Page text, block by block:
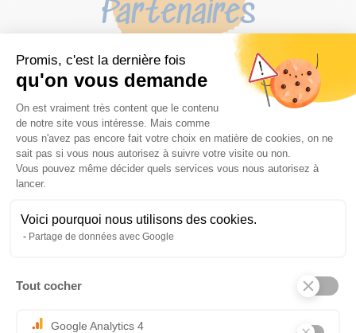
Promis, c'est la dernière fois
qu'on vous demande
Plateforme de Gestion du
On est vraiment très content que le contenu
de notre site vous intéresse. Mais comme
vous n'avez pas encore fait votre choix en matière de cookies, on ne
sait pas si vous nous autorisez à suivre votre visite ou non.
Vous pouvez même décider quels services vous nous autorisez à
lancer.
Voici pourquoi nous utilisons des cookies.
Partage de données avec Google
Tout cocher
Google Analytics 4
Partenaires
Précédent
Suivant